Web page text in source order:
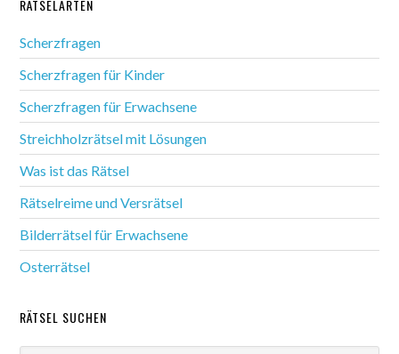
RÄTSELARTEN
Scherzfragen
Scherzfragen für Kinder
Scherzfragen für Erwachsene
Streichholzrätsel mit Lösungen
Was ist das Rätsel
Rätselreime und Versrätsel
Bilderrätsel für Erwachsene
Osterrätsel
RÄTSEL SUCHEN